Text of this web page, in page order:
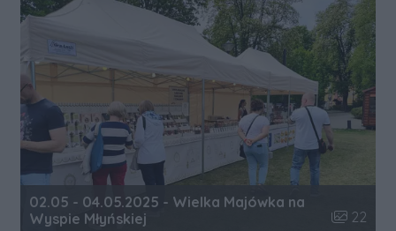
02.05 - 04.05.2025 - Wielka Majówka na
Wyspie Młyńskiej
Liczba
22